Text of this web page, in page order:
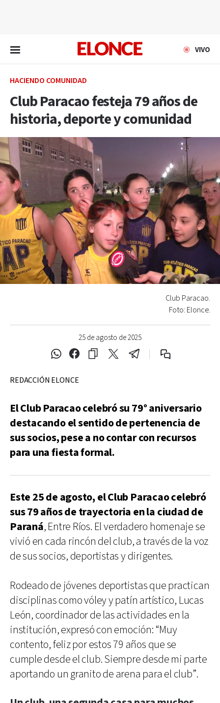
VIVO
HACIENDO COMUNIDAD
Club Paracao festeja 79 años de
historia, deporte y comunidad
25 de agosto de 2025
Club Paracao.
Foto: Elonce.
REDACCIÓN ELONCE
El Club Paracao celebró su 79° aniversario
destacando el sentido de pertenencia de
sus socios, pese a no contar con recursos
para una fiesta formal.
Este 25 de agosto, el Club Paracao celebró
sus 79 años de trayectoria en la ciudad de
Paraná, Entre Ríos. El verdadero homenaje se
vivió en cada rincón del club, a través de la voz
de sus socios, deportistas y dirigentes.
Rodeado de jóvenes deportistas que practican
disciplinas como vóley y patín artístico, Lucas
León, coordinador de las actividades en la
institución, expresó con emoción: “Muy
contento, feliz por estos 79 años que se
cumple desde el club. Siempre desde mi parte
aportando un granito de arena para el club”.